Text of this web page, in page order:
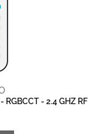
RGBCCT - 2.4 GHZ RF